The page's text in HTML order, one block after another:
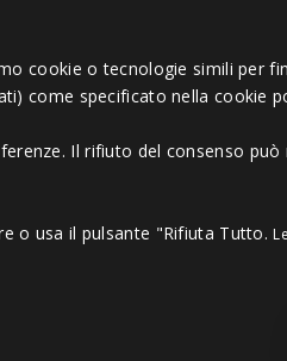
01151030457 - REA MS 117168
cookie o tecnologie simili per
come specificato nella cookie
Il rifiuto del consenso può
o usa il pulsante "Rifiuta Tutto.